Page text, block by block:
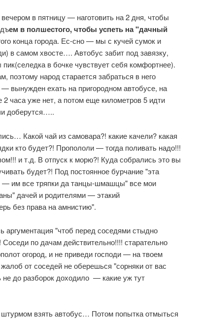
в пятницу — наготовить на 2 дня, чтобы
ем в полшестого, чтобы успеть на "дачный
конца города. Ес-сно — мы с кучей сумок и
в самом хвосте…. Автобус забит под завязку,
пик(селедка в бочке чувствует себя комфортнее).
поэтому народ старается забраться в него
ехать на пригородном автобусе, на
часа уже нет, а потом еще километров 5 идти
доберутся…..
Какой чай из самовара?! какие качели? какая
кто будет?! Пропололи — тогда поливать надо!!!
и т.д. В отпуск к морю?! Куда собрались это вы
будет?! Под постоянное бурчание "эта
— им все тряпки да танцы-шмашцы" все мои
дачей и родителями — этакий
без права на амнистию".
аргументация "чтоб перед соседями стыдно
по дачам действительно!!!! старательно
огород, и не приведи господи — на твоем
от соседей не оберешься "сорняки от вас
до разборок доходило — какие уж тут
взять автобус… Потом попытка отмыться